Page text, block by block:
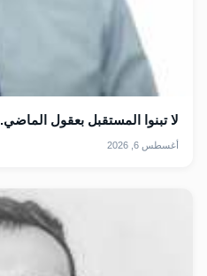
لا تبنوا المستقبل بعقول الماضي.
أغسطس 6, 2026